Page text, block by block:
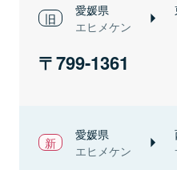
愛媛県
エヒメケン
799-1361
愛媛県
エヒメケン